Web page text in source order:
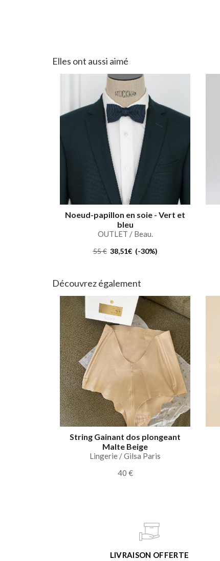
Elles ont aussi aimé
Noeud-papillon en soie - Vert et
bleu
OUTLET / Beau.
55 € 38,51€ (-30%)
Découvrez également
String Gainant dos plongeant
Malte Beige
Lingerie / Gilsa Paris
40 €
LIVRAISON OFFERTE